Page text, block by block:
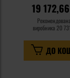
19
виробника 20
ДО